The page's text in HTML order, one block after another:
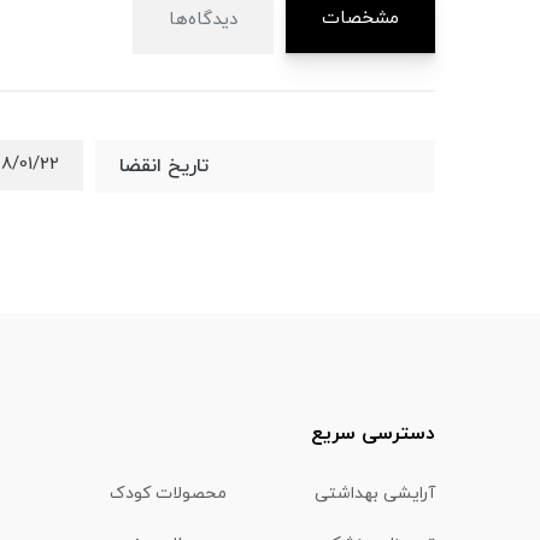
مشخصات دیدگاه‌ها
تاریخ انقضا 01/22
دسترسی سریع
آرایشی بهداشتی محصولات کودک